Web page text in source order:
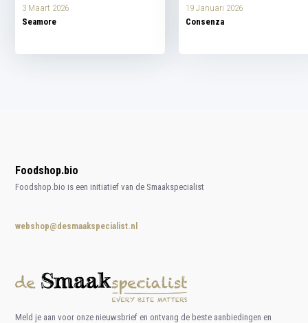
3 Maart 2026
Seamore
19 Januari 2026
Consenza
Foodshop.bio
Foodshop.bio is een initiatief van de Smaakspecialist
webshop@desmaakspecialist.nl
Meld je aan voor onze nieuwsbrief en ontvang de beste aanbiedingen en